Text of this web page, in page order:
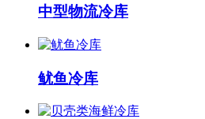
中型物流冷库
鱿鱼冷库